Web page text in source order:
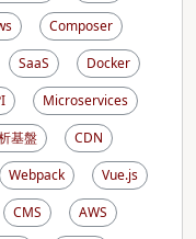
Composer
SaaS
Docker
Microservices
基盤
CDN
Webpack
Vue.js
CMS
AWS